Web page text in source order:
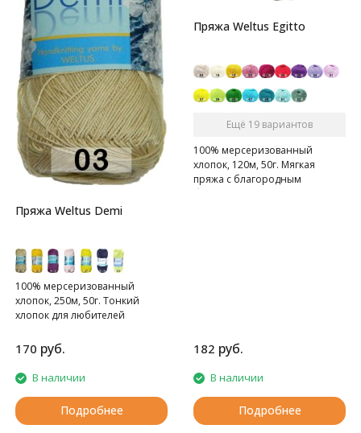
Пряжа Weltus Demi
100% мерсеризованный
хлопок, 250м, 50г. Тонкий
хлопок для любителей
170 руб.
В наличии
Подробнее
Пряжа Weltus Egitto
Ещё 19 вариантов
100% мерсеризованный
хлопок, 120м, 50г. Мягкая
пряжа с благородным
блеском, пластична в полотне
182 руб.
В наличии
Подробнее